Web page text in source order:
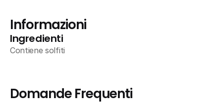
Informazioni
Ingredienti
Contiene solfiti
Domande Frequenti